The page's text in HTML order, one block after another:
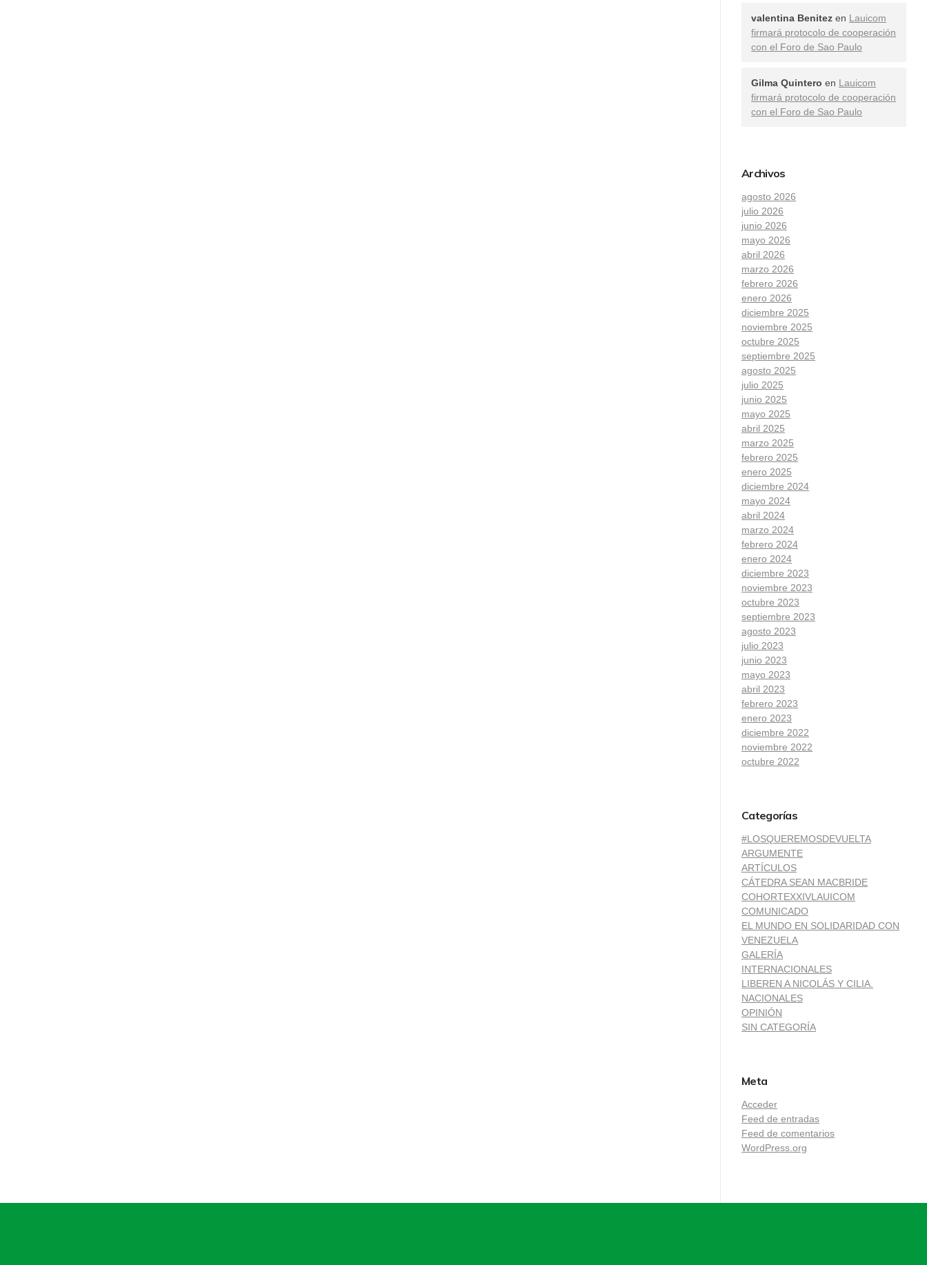
valentina Benitez en Lauicom
firmará protocolo de cooperación
con el Foro de Sao Paulo
Gilma Quintero en Lauicom
firmará protocolo de cooperación
con el Foro de Sao Paulo
Archivos
agosto 2026
julio 2026
junio 2026
mayo 2026
abril 2026
marzo 2026
febrero 2026
enero 2026
diciembre 2025
noviembre 2025
octubre 2025
septiembre 2025
agosto 2025
julio 2025
junio 2025
mayo 2025
abril 2025
marzo 2025
febrero 2025
enero 2025
diciembre 2024
mayo 2024
abril 2024
marzo 2024
febrero 2024
enero 2024
diciembre 2023
noviembre 2023
octubre 2023
septiembre 2023
agosto 2023
julio 2023
junio 2023
mayo 2023
abril 2023
febrero 2023
enero 2023
diciembre 2022
noviembre 2022
octubre 2022
Categorías
#LOSQUEREMOSDEVUELTA
ARGUMENTE
ARTÍCULOS
CÁTEDRA SEAN MACBRIDE
COHORTEXXIVLAUICOM
COMUNICADO
EL MUNDO EN SOLIDARIDAD CON
VENEZUELA
GALERÍA
INTERNACIONALES
LIBEREN A NICOLÁS Y CILIA.
NACIONALES
OPINIÓN
SIN CATEGORÍA
Meta
Acceder
Feed de entradas
Feed de comentarios
WordPress.org